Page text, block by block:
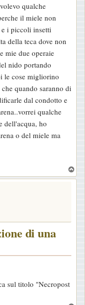
qualche
il miele non
i piccoli insetti
della teca dove non
mie due operaie
nido portando
le cose migliorino
quando saranno di
dal condotto e
qualche
dell'acqua, ho
o del miele ma
o
di una
sul titolo "Necropost